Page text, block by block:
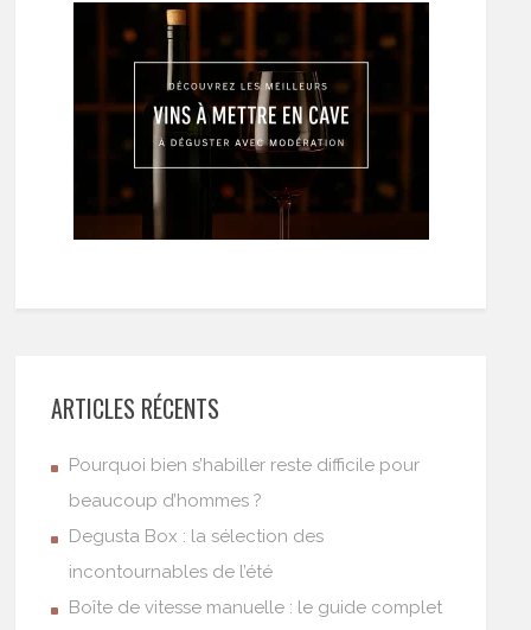
ARTICLES RÉCENTS
Pourquoi bien s’habiller reste difficile pour
beaucoup d’hommes ?
Degusta Box : la sélection des
incontournables de l’été
Boîte de vitesse manuelle : le guide complet